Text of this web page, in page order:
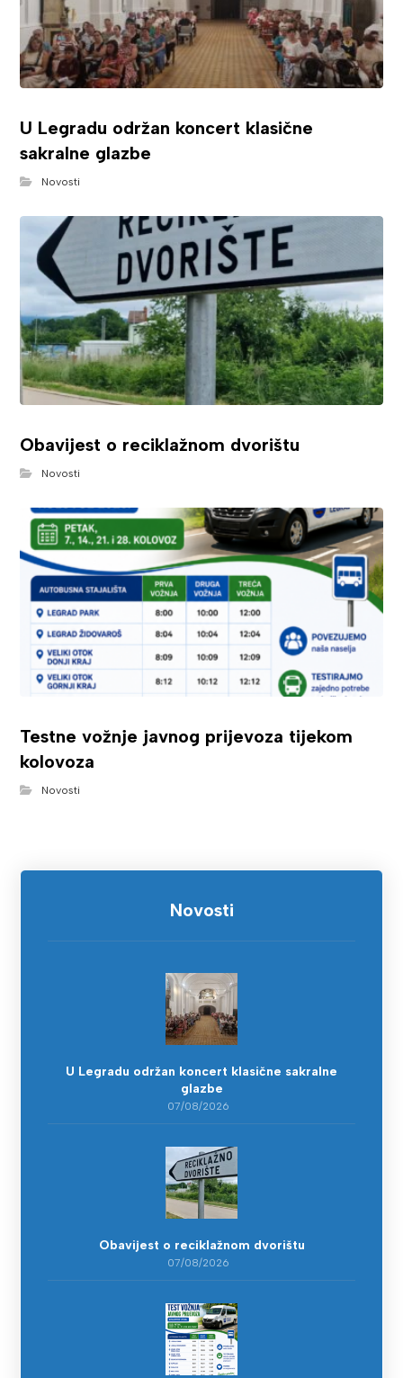
U Legradu održan koncert klasične
sakralne glazbe
Novosti
Obavijest o reciklažnom dvorištu
Novosti
Testne vožnje javnog prijevoza tijekom
kolovoza
Novosti
Novosti
U Legradu održan koncert klasične sakralne
glazbe
07/08/2026
Obavijest o reciklažnom dvorištu
07/08/2026